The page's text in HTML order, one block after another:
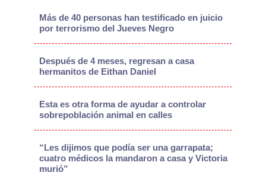
Más de 40 personas han testificado en juicio
por terrorismo del Jueves Negro
Después de 4 meses, regresan a casa
hermanitos de Eithan Daniel
Esta es otra forma de ayudar a controlar
sobrepoblación animal en calles
“Les dijimos que podía ser una garrapata;
cuatro médicos la mandaron a casa y Victoria
murió”